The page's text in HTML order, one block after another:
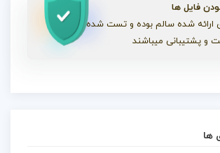
فایل ها
ارائه شده سالم بوده و تست شده
و پشتیبانی میباشند
ها